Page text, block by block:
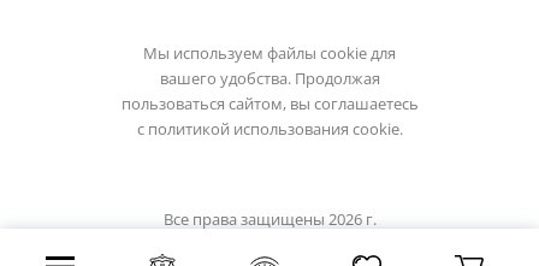
Мы используем файлы cookie для
вашего удобства. Продолжая
пользоваться сайтом, вы соглашаетесь
с политикой использования cookie.
Все права защищены 2026 г.